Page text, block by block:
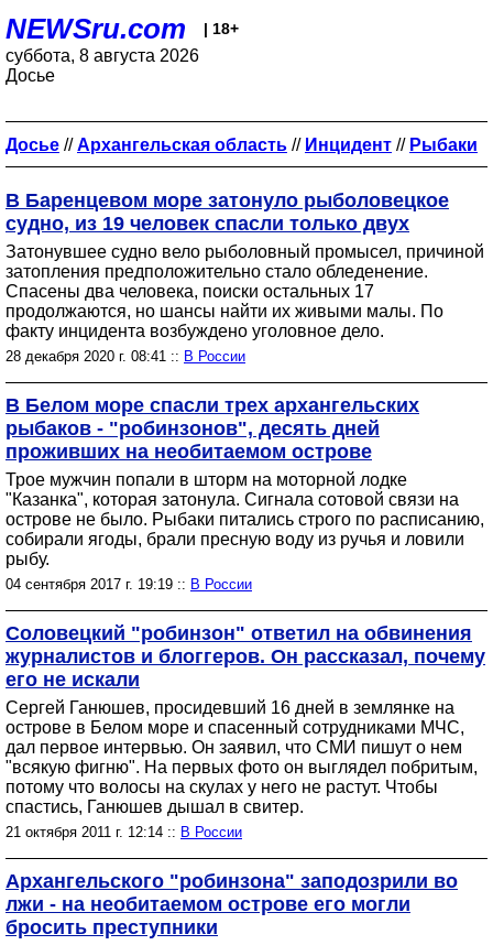
NEWSru.com | 18+
суббота, 8 августа 2026
Досье
Досье //Архангельская область // Инцидент // Рыбаки
В Баренцевом море затонуло рыболовецкое
судно, из 19 человек спасли только двух
Затонувшее судно вело рыболовный промысел, причиной
затопления предположительно стало обледенение.
Спасены два человека, поиски остальных 17
продолжаются, но шансы найти их живыми малы. По
факту инцидента возбуждено уголовное дело.
28 декабря 2020 г. 08:41 :: В России
В Белом море спасли трех архангельских
рыбаков - "робинзонов", десять дней
проживших на необитаемом острове
Трое мужчин попали в шторм на моторной лодке
"Казанка", которая затонула. Сигнала сотовой связи на
острове не было. Рыбаки питались строго по расписанию,
собирали ягоды, брали пресную воду из ручья и ловили
рыбу.
04 сентября 2017 г. 19:19 :: В России
Соловецкий "робинзон" ответил на обвинения
журналистов и блоггеров. Он рассказал, почему
его не искали
Сергей Ганюшев, просидевший 16 дней в землянке на
острове в Белом море и спасенный сотрудниками МЧС,
дал первое интервью. Он заявил, что СМИ пишут о нем
"всякую фигню". На первых фото он выглядел побритым,
потому что волосы на скулах у него не растут. Чтобы
спастись, Ганюшев дышал в свитер.
21 октября 2011 г. 12:14 :: В России
Архангельского "робинзона" заподозрили во
лжи - на необитаемом острове его могли
бросить преступники